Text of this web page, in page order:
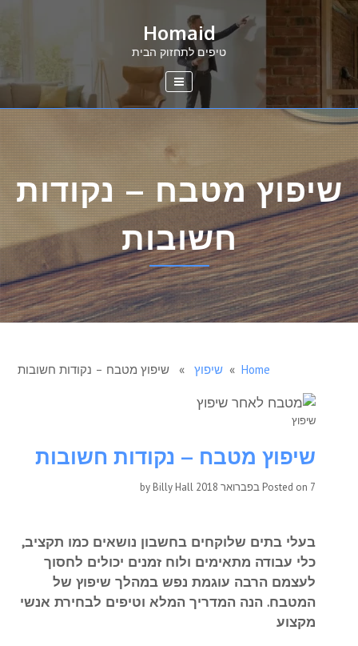
Skip
Homaid
טיפים לתחזוק הבית
שיפוץ מטבח – נקודות
חשובות
Home
» שיפוץ» שיפוץ מטבח – נקודות חשובות
שיפוץ
שיפוץ מטבח – נקודות חשובות
Posted on 7 בפברואר 2018 by
Billy Hall
בעלי בתים שלוקחים בחשבון נושאים כמו תקציב,
כלי עבודה מתאימים ולוח זמנים יכולים לחסוך
לעצמם הרבה עוגמת נפש במהלך שיפוץ של
המטבח. הנה המדריך המלא וטיפים לבחירת אנשי
מקצוע